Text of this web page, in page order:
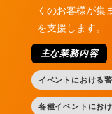
くのお客様が集
を支援します。
主な業務内容
イベントにおける
各種イベントにお